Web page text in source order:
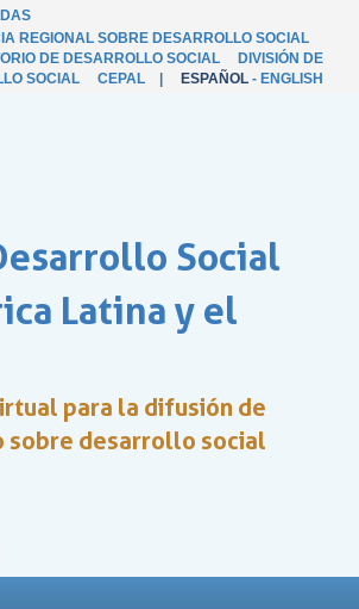
REGIONAL SOBRE DESARROLLO SOCIAL
DE DESARROLLO SOCIAL
DIVISIÓN DE
SOCIAL
CEPAL ESPAÑOL - ENGLISH
Social
Latina y el
para la difusión de
sobre desarrollo social